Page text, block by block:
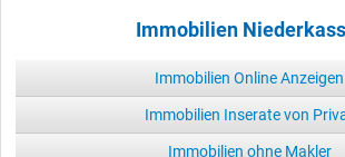
Immobilien
Immobilien Online Anzeigen
Immobilien Inserate von
Immobilien ohne Makler